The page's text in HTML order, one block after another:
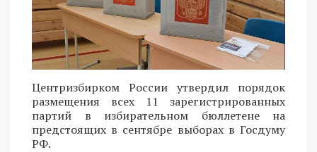
Центризбирком России утвердил порядок
размещения всех 11 зарегистрированных
партий в избирательном бюллетене на
предстоящих в сентябре выборах в Госдуму
РФ.